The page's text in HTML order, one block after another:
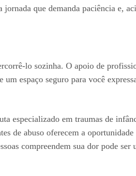
que demanda paciência e,
lo sozinha. O apoio de
espaço seguro para você
especializado em traumas de
de abuso oferecem a
compreendem sua dor pode